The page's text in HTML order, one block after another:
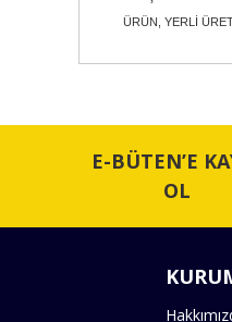
ÜRÜN, YERLİ
Görüş ve
Ürün resmi
Ürün fiyatı
Bu ürüne
E-BÜTEN’E
OL